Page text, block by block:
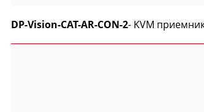
DP-Vision-CAT-AR-CON-2- KVM